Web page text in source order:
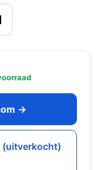
→
(uitverkocht)